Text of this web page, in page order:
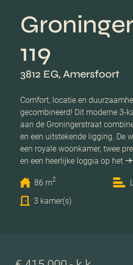
119
3812 EG, Amersfoort
Comfort, locatie en
gecombineerd! Dit moderne 3-
aan de Groningerstraat
en een uitstekende ligging. De
een royale woonkamer, twee
en een heerlijke loggia op het
86 m2
3 kamer(s)